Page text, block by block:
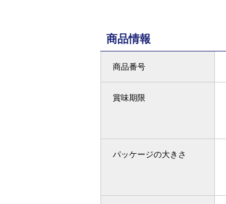
商品情報
商品番号
賞味期限
パッケージの大きさ